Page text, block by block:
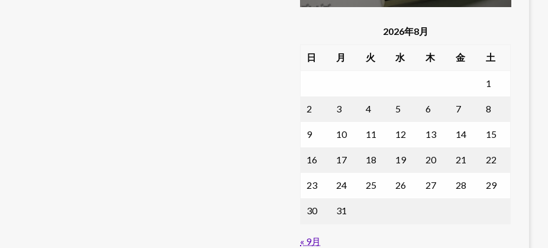
2026年8月
日 月 火 水 木 金 土
1
2 3 4 5 6 7 8
9 10 11 12 13 14 15
16 17 18 19 20 21 22
23 24 25 26 27 28 29
30 31
« 9月